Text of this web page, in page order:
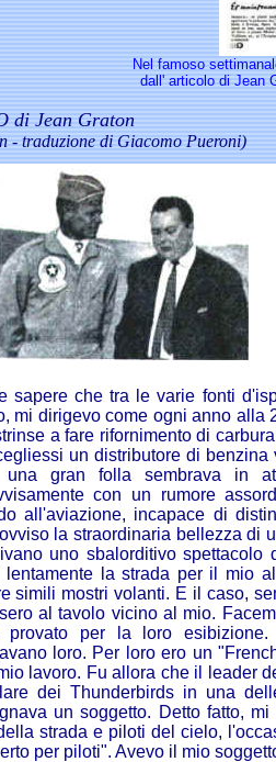
Nel famoso
dall' articolo di Jean
di Jean Graton
- traduzione di Giacomo Pueroni)
sapere che tra le varie fonti
mi dirigevo come ogni anno alla
a fare rifornimento di
un distributore di
una gran folla sembrava in
con un rumore
all'aviazione, incapace di
la straordinaria bellezza di
uno sbalorditivo
lentamente la strada per il mio
simili mostri volanti. E il caso,
al tavolo vicino al mio.
provato per la loro
loro. Per loro ero un
lavoro. Fu allora che il leader
dei Thunderbirds in una
un soggetto. Detto fatto,
strada e piloti del cielo,
per piloti". Avevo il mio